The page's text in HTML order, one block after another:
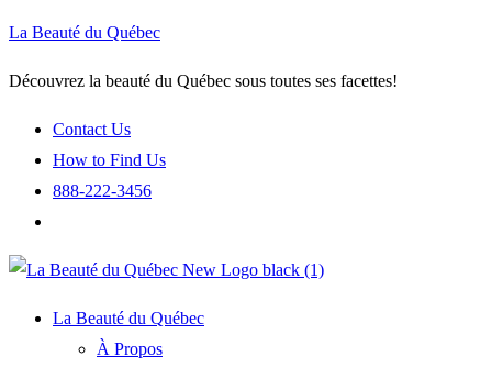
La Beauté du Québec
Découvrez la beauté du Québec sous toutes ses facettes!
Contact Us
How to Find Us
888-222-3456
La Beauté du Québec
À Propos